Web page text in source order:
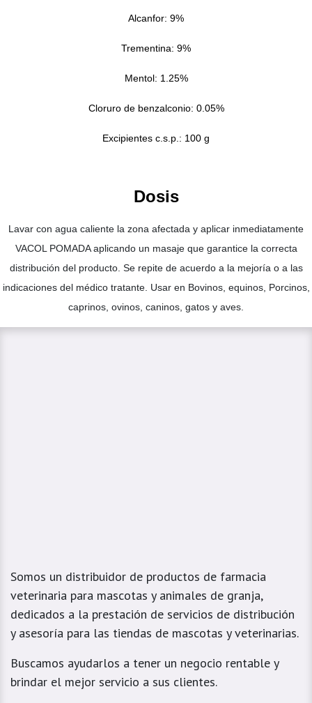
Alcanfor: 9%
Trementina: 9%
Mentol: 1.25%
Cloruro de benzalconio: 0.05%
Excipientes c.s.p.: 100 g
Dosis
Lavar con agua caliente la zona afectada y aplicar inmediatamente
VACOL POMADA aplicando un masaje que garantice la correcta
distribución del producto. Se repite de acuerdo a la mejoría o a las
indicaciones del médico tratante. Usar en Bovinos, equinos, Porcinos,
caprinos, ovinos, caninos, gatos y aves.
Somos un distribuidor de productos de farmacia
veterinaria para mascotas y animales de granja,
dedicados a la prestación de servicios de distribución
y asesoría para las tiendas de mascotas y veterinarias.
Buscamos ayudarlos a tener un negocio rentable y
brindar el mejor servicio a sus clientes.